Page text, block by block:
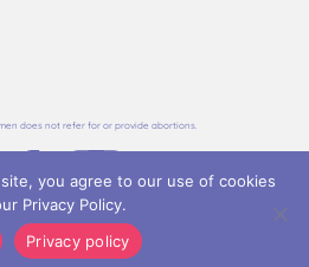
does not refer for or provide abortions.
Caring Center for Women.
you agree to our use of cookies
Privacy Policy.
Privacy policy